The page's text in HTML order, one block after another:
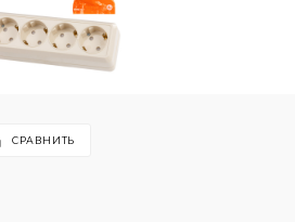
СРАВНИТЬ